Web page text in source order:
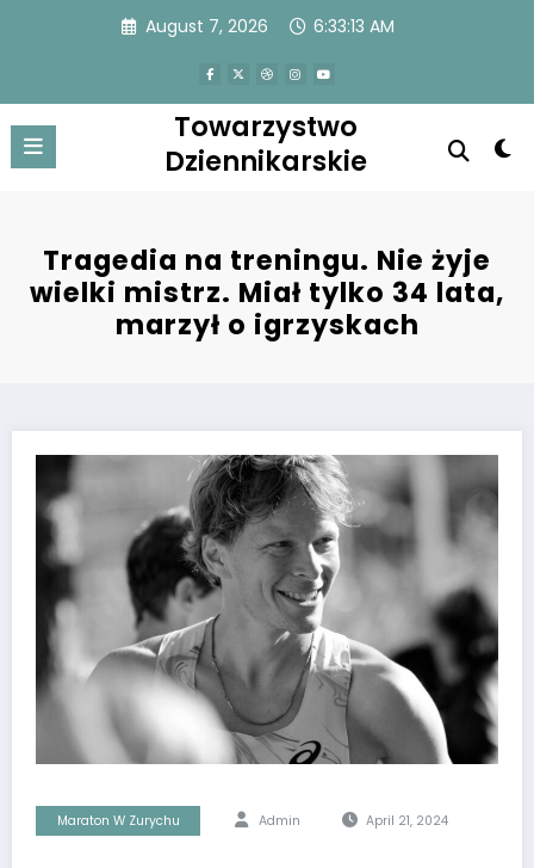
August 7, 2026 6:33:13 AM
Towarzystwo
Dziennikarskie
Tragedia na treningu. Nie żyje
wielki mistrz. Miał tylko 34 lata,
marzył o igrzyskach
Maraton W Zurychu Admin April 21, 2024